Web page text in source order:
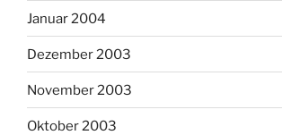
Januar 2004
Dezember 2003
November 2003
Oktober 2003